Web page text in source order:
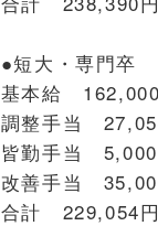
●短大・専門卒
基本給
調整手当
皆勤手当 5,000
改善手当
合計 229,054円